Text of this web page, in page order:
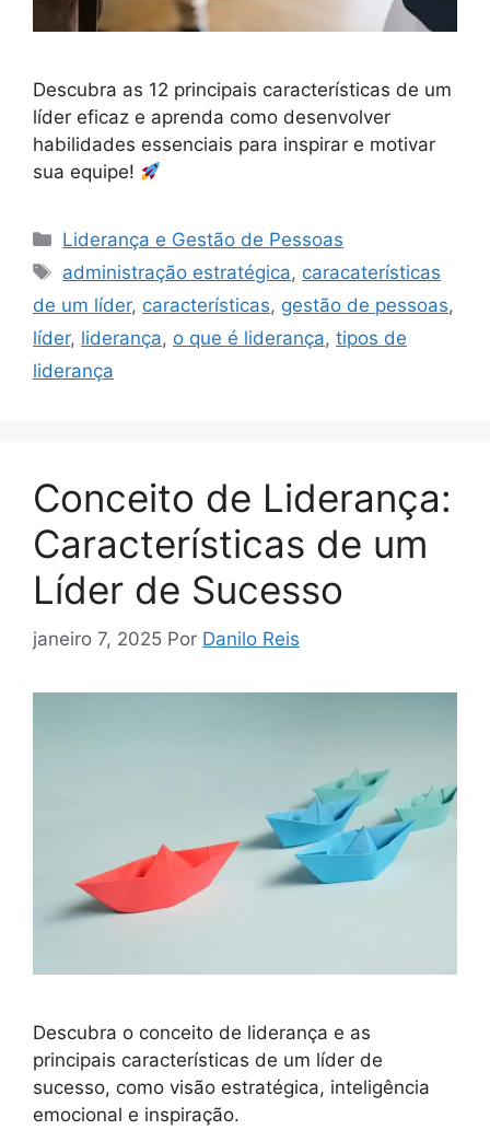
Descubra as 12 principais características de um
líder eficaz e aprenda como desenvolver
habilidades essenciais para inspirar e motivar
sua equipe!
Categorias
Liderança e Gestão de Pessoas
Tags
administração estratégica, caracaterísticas
de um líder, características, gestão de pessoas,
líder, liderança, o que é liderança, tipos de
liderança
Conceito de Liderança:
Características de um
Líder de Sucesso
janeiro 7, 2025 Por Danilo Reis
Descubra o conceito de liderança e as
principais características de um líder de
sucesso, como visão estratégica, inteligência
emocional e inspiração.